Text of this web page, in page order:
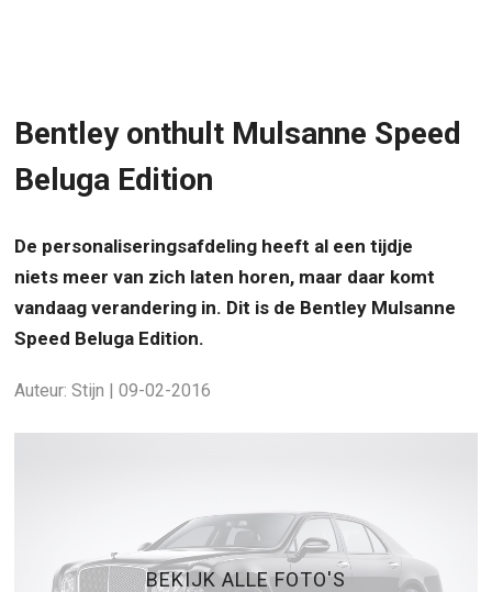
Bentley onthult Mulsanne Speed
Beluga Edition
De personaliseringsafdeling heeft al een tijdje
niets meer van zich laten horen, maar daar komt
vandaag verandering in. Dit is de Bentley Mulsanne
Speed Beluga Edition.
Auteur: Stijn | 09-02-2016
BEKIJK ALLE FOTO'S